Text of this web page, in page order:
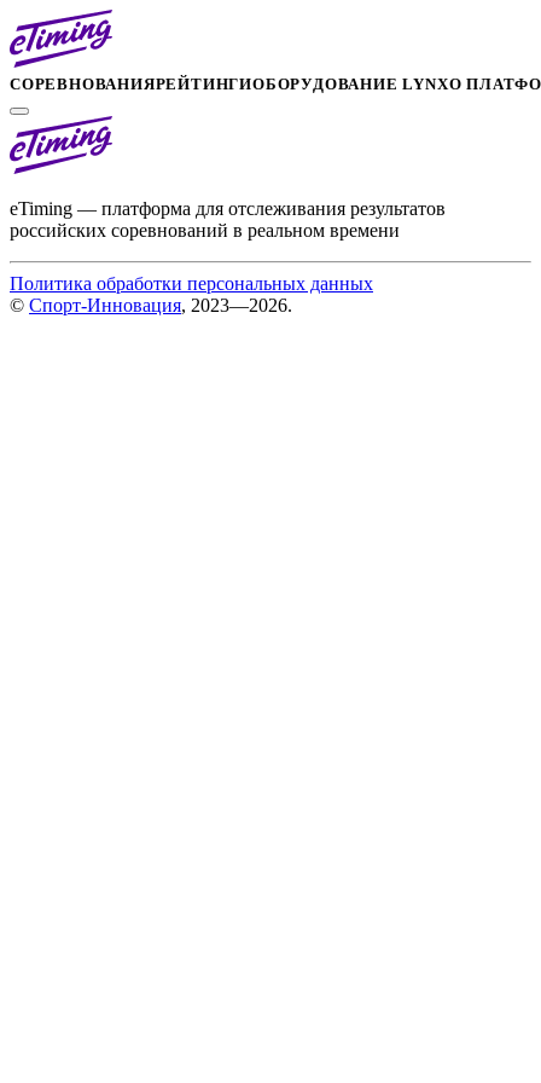
СОРЕВНОВАНИЯРЕЙТИНГИОБОРУДОВАНИЕ LYNXО
eTiming — платформа для отслеживания результатов
российских соревнований в реальном времени
Политика обработки персональных данных
© Спорт-Инновация, 2023—2026.